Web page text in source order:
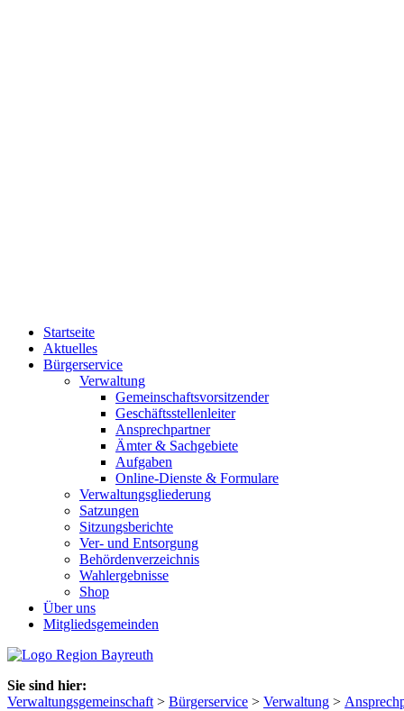
Startseite
Aktuelles
Bürgerservice
Verwaltung
Gemeinschaftsvorsitzender
Geschäftsstellenleiter
Ansprechpartner
Ämter & Sachgebiete
Aufgaben
Online-Dienste & Formulare
Verwaltungsgliederung
Satzungen
Sitzungsberichte
Ver- und Entsorgung
Behördenverzeichnis
Wahlergebnisse
Shop
Über uns
Mitgliedsgemeinden
Sie sind hier:
Verwaltungsgemeinschaft > Bürgerservice > Verwaltung >